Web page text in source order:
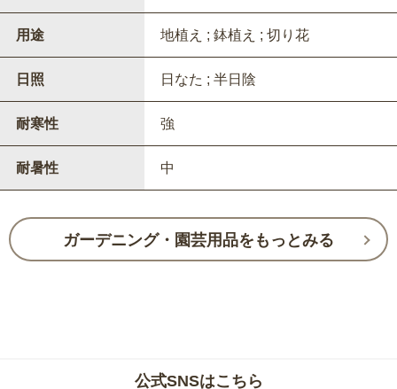
用途 地植え ; 鉢植え ; 切り花
日照 日なた ; 半日陰
耐寒性 強
耐暑性 中
ガーデニング・園芸用品をもっとみる
公式SNSはこちら